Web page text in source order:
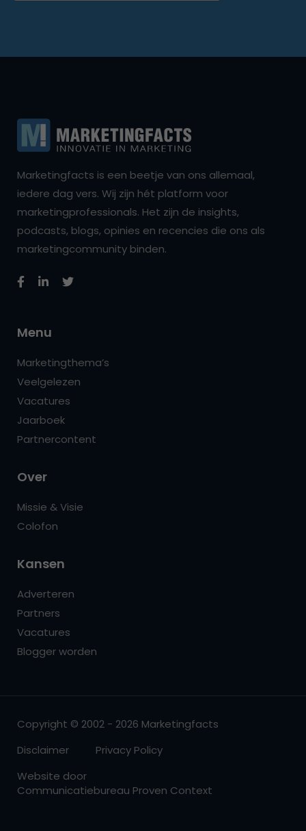
Marketingfacts is een beetje van ons allemaal,
iedere dag vers. Wij zijn hét platform voor
marketingprofessionals. Het zijn de insights,
podcasts, blogs, opinies en recencies die ons als
marketingcommunity binden.
Menu
Marketingthema’s
Veelgelezen
Vacatures
Jaarboek
Partnercontent
Over
Missie & Visie
Colofon
Kansen
Adverteren
Partners
Vacatures
Blogger worden
Copyright © 2002 - 2026 Marketingfacts
Disclaimer
Privacy Policy
Website door
Communicatiebureau Proven Context